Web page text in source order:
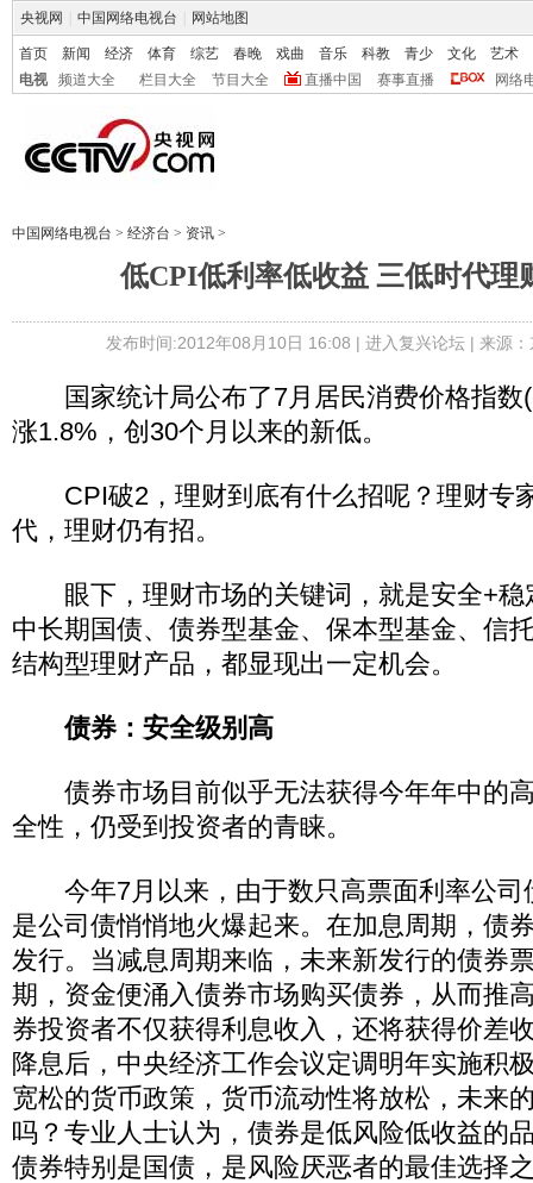
央视网 中国网络电视台 网站地图
首页 新闻 经济 体育 综艺 春晚 戏曲 音乐 科教 青少 文化
艺术
电视
频道大全 栏目大全 节目大全 直播中国 赛事直播 网络
中国网络电视台 > 经济台 > 资讯 >
低CPI低利率低收益 三低时代理
发布时间:2012年08月10日 16:08 | 进入复兴论坛| 来源
国家统计局公布了7月居民消费价格指数
涨1.8%，创30个月以来的新低。
CPI破2，理财到底有什么招呢？理财专家
代，理财仍有招。
眼下，理财市场的关键词，就是安全+稳
中长期国债、债券型基金、保本型基金、信
结构型理财产品，都显现出一定机会。
债券：安全级别高
债券市场目前似乎无法获得今年年中的
全性，仍受到投资者的青睐。
今年7月以来，由于数只高票面利率公司
是公司债悄悄地火爆起来。在加息周期，债
发行。当减息周期来临，未来新发行的债券
期，资金便涌入债券市场购买债券，从而推
券投资者不仅获得利息收入，还将获得价差
降息后，中央经济工作会议定调明年实施积
宽松的货币政策，货币流动性将放松，未来
吗？专业人士认为，债券是低风险低收益的
债券特别是国债，是风险厌恶者的最佳选择